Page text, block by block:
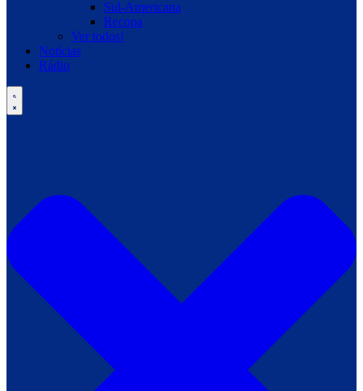
Sul-Americana
Recopa
Ver todos!
Notícias
Rádio